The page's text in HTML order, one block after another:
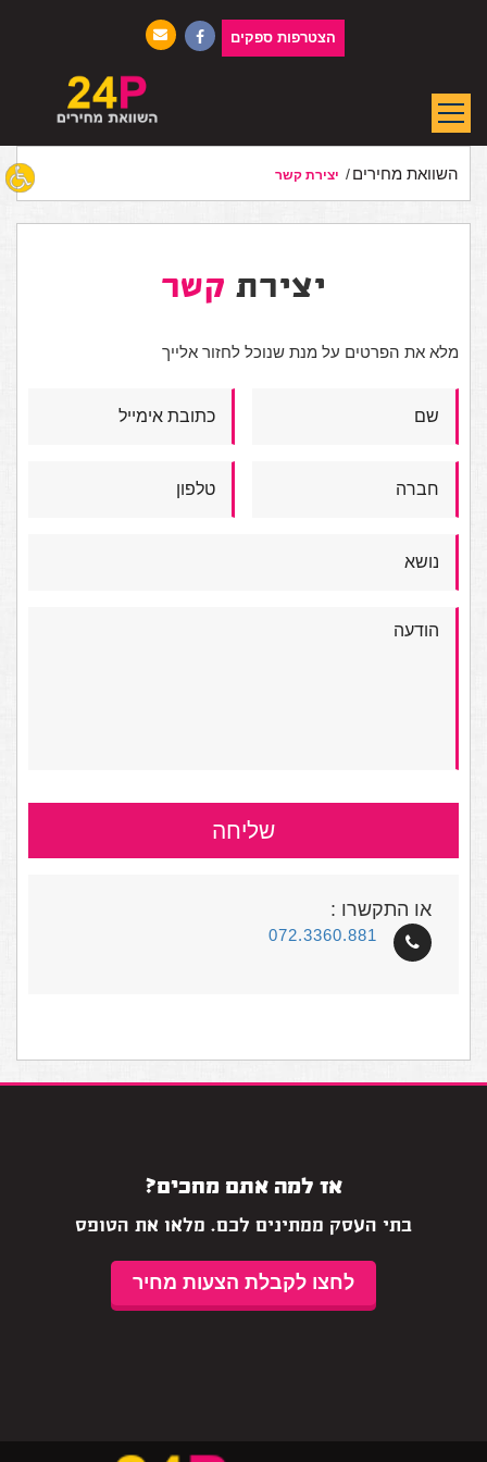
הצטרפות ספקים
השוואת מחירים יצירת קשר
יצירת קשר
מלא את הפרטים על מנת שנוכל לחזור אלייך
שליחה
או התקשרו :
072.3360.881
אז למה אתם מחכים?
בתי העסק ממתינים לכם. מלאו את הטופס
לחצו לקבלת הצעות מחיר